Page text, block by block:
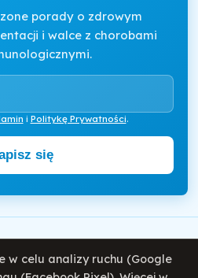
porady o zdrowym
i walce z chorobami
i Politykę Prywatności.
się
Wszelkie prawa zastrzeżone.
w celu analizy ruchu (Google